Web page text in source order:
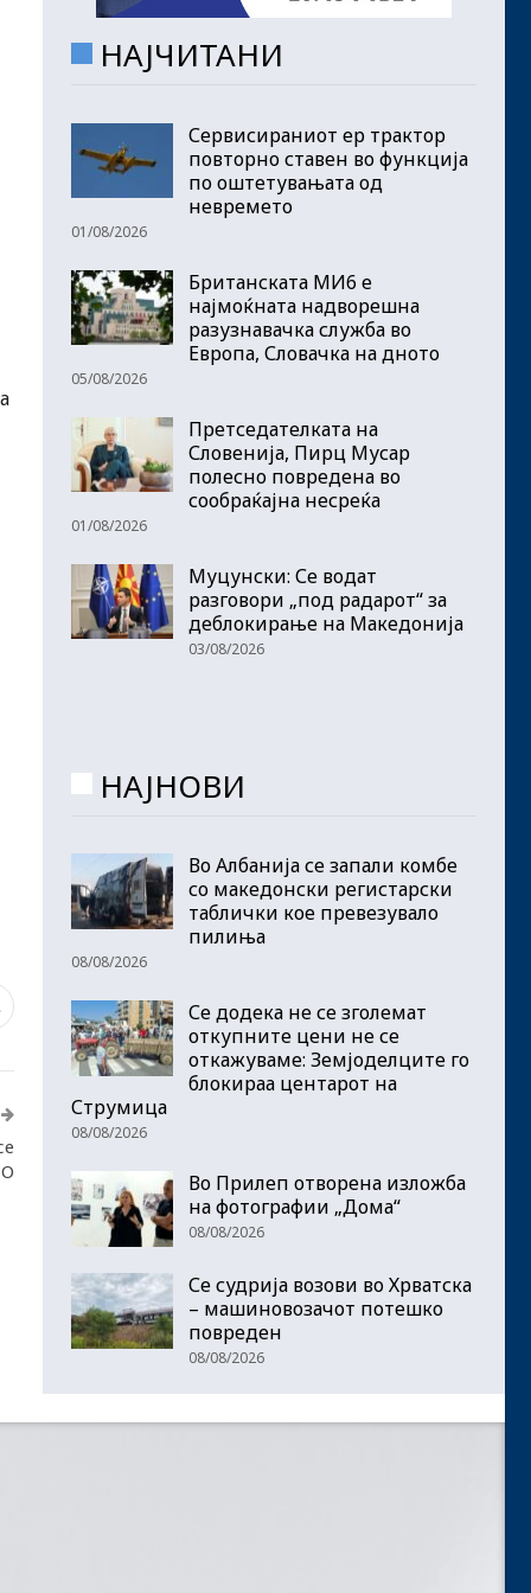
НАЈЧИТАНИ
Сервисираниот ер трактор
повторно ставен во функција
по оштетувањата од
невремето
01/08/2026
Британската МИ6 е
најмоќната надворешна
разузнавачка служба во
Европа, Словачка на дното
05/08/2026
Претседателката на
Словенија, Пирц Мусар
полесно повредена во
сообраќајна несреќа
01/08/2026
Муцунски: Се водат
разговори „под радарот“ за
деблокирање на Македонија
03/08/2026
НАЈНОВИ
Во Албанија се запали комбе
со македонски регистарски
таблички кое превезувало
пилиња
08/08/2026
Се додека не се зголемат
откупните цени не се
откажуваме: Земјоделците го
блокираа центарот на
Струмица
08/08/2026
Во Прилеп отворена изложба
на фотографии „Дома“
08/08/2026
Се судрија возови во Хрватска
– машиновозачот потешко
повреден
08/08/2026